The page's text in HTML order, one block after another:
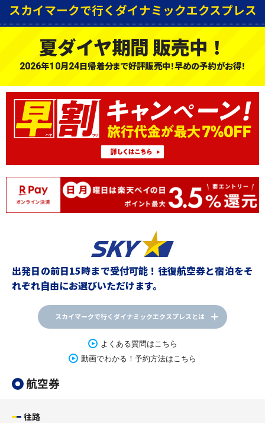
スカイマークで行くダイナミックエクスプレス
夏ダイヤ期間 販売中！
2026年10月24日帰着分まで好評販売中！早めの予約がお得！
出発日の前日15時まで受付可能！ 往復航空券と宿泊をそ
れぞれ自由にお選びいただけます。
スカイマークで行くダイナミックエクスプレスとは
よくある質問はこちら
動画でわかる！予約方法はこちら
航空券
往路